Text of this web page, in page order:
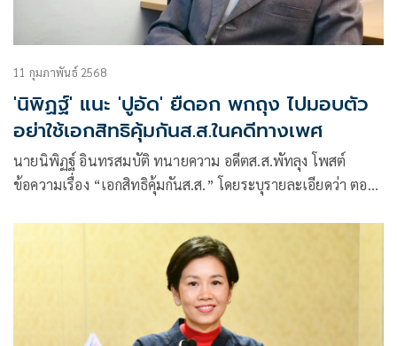
11 กุมภาพันธ์ 2568
'นิพิฏฐ์' แนะ 'ปูอัด' ยืดอก พกถุง ไปมอบตัว
อย่าใช้เอกสิทธิคุ้มกันส.ส.ในคดีทางเพศ
นายนิพิฏฐ์ อินทรสมบัติ ทนายความ อดีตส.ส.พัทลุง โพสต์
ข้อความเรื่อง “เอกสิทธิคุ้มกันส.ส.” โดยระบุรายละเอียดว่า ตอน